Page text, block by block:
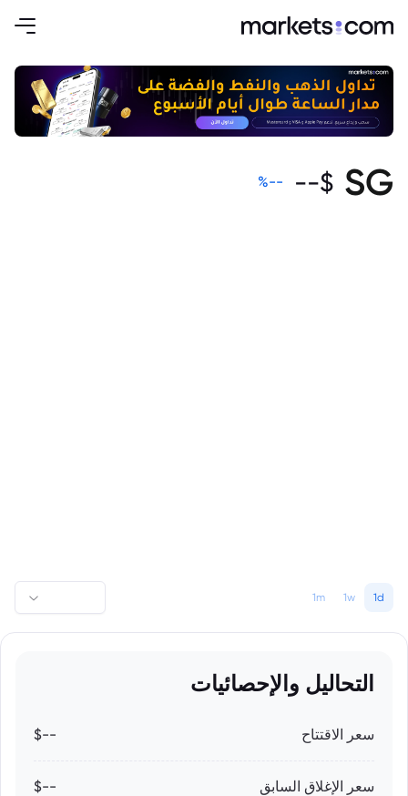
SG
$
--
--
%
1d
1w
1m
التحاليل والإحصائيات
سعر الاقتتاح --$
سعر الإغلاق السابق --$